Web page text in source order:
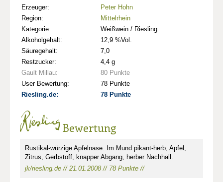
Erzeuger:
Peter Hohn
Region:
Mittelrhein
Kategorie:
Weißwein / Riesling
Alkoholgehalt:
12,9 %Vol.
Säuregehalt:
7,0
Restzucker:
4,4 g
Gault Millau:
80 Punkte
User Bewertung:
78 Punkte
Riesling.de:
78 Punkte
Bewertung
Rustikal-würzige Apfelnase. Im Mund pikant-herb, Apfel,
Zitrus, Gerbstoff, knapper Abgang, herber Nachhall.
jk/riesling.de // 21.01.2008 // 78 Punkte //